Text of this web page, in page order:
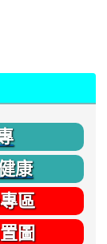
康
區
圖